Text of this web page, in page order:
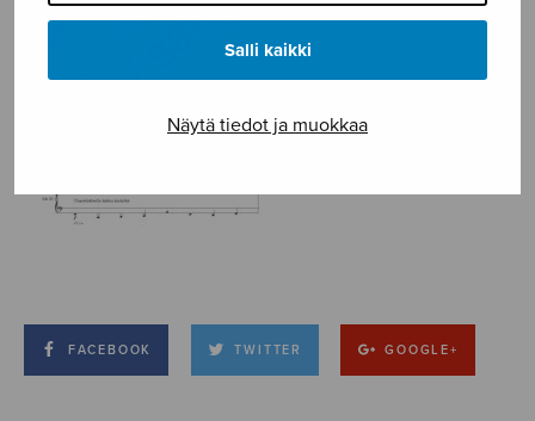
Salli kaikki
Näytä tiedot ja muokkaa
FACEBOOK TWITTER GOOGLE+